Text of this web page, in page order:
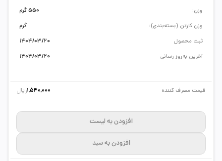
وزن:
550 گرم
وزن کارتن (بسته‌بندی):
گرم
ثبت محصول
1404/03/20
آخرین به‌روز رسانی
1404/03/20
قیمت مصرف کننده 1,540,000ریال
افزودن به لیست
افزودن به سبد